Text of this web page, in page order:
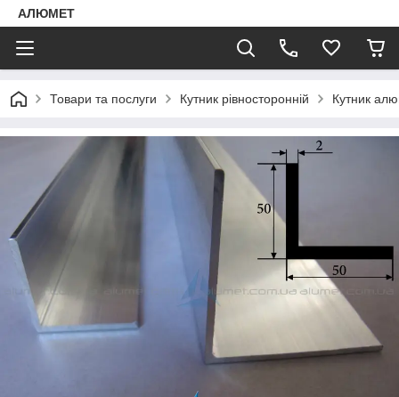
АЛЮМЕТ
Товари та послуги Кутник рівносторонній Кутник